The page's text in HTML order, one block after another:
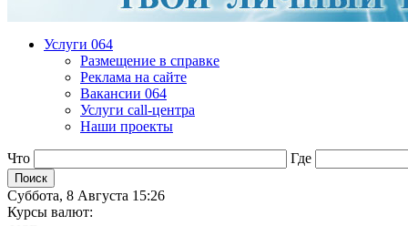
Услуги 064
Размещение в справке
Реклама на сайте
Вакансии 064
Услуги call-центра
Наши проекты
Что Где
Суббота, 8 Августа 15:26
Курсы валют: